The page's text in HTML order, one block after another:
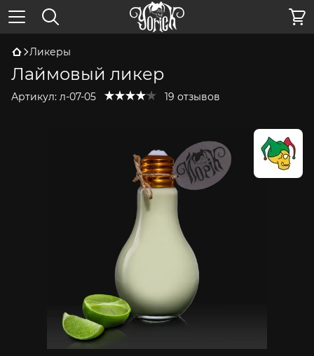
Ликеры
Лаймовый ликер
Артикул: л-07-05 19 отзывов